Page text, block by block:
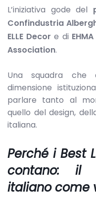
L’iniziativa gode del
Confindustria
ELLE Decor e di
Association.
Una squadra che
dimensione
parlare tanto al
quello del design,
italiana.
Perché i Best
contano: il
italiano come